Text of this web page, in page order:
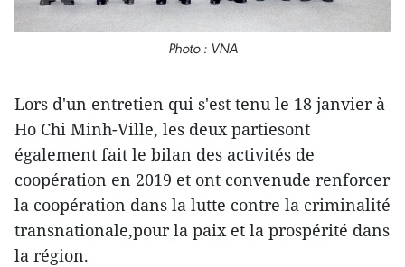
Photo : VNA
Lors d'un entretien qui s'est tenu le 18 janvier à
Ho Chi Minh-Ville, les deux partiesont
également fait le bilan des activités de
coopération en 2019 et ont convenude renforcer
la coopération dans la lutte contre la criminalité
transnationale,pour la paix et la prospérité dans
la région.